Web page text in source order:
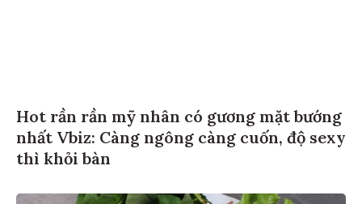
Hot rần rần mỹ nhân có gương mặt bướng
nhất Vbiz: Càng ngông càng cuốn, độ sexy
thì khỏi bàn